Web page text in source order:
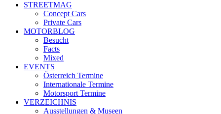
STREETMAG
Concept Cars
Private Cars
MOTORBLOG
Besucht
Facts
Mixed
EVENTS
Österreich Termine
Internationale Termine
Motorsport Termine
VERZEICHNIS
Ausstellungen & Museen